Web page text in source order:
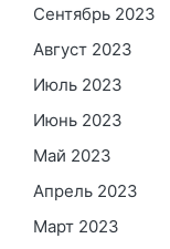
Сентябрь 2023
Август 2023
Июль 2023
Июнь 2023
Май 2023
Апрель 2023
Март 2023